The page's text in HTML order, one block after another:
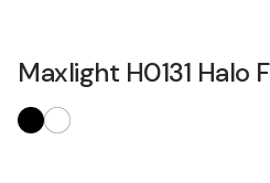
Maxlight H0131 Halo F